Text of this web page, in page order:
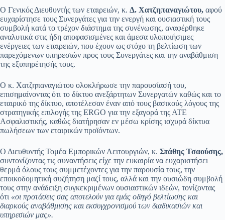
Ο Γενικός Διευθυντής των εταιρειών, κ. Δ. Χατζηπαναγιώτου, αφού
ευχαρίστησε τους Συνεργάτες για την ενεργή και ουσιαστική τους
συμβολή κατά το τρέχον διάστημα της συνένωσης, αναφέρθηκε
αναλυτικά στις ήδη αποφασισμένες και άμεσα υλοποιήσιμες
ενέργειες των εταιρειών, που έχουν ως στόχο τη βελτίωση των
παρεχόμενων υπηρεσιών προς τους Συνεργάτες και την αναβάθμιση
της εξυπηρέτησής τους.
Ο κ. Χατζηπαναγιώτου ολοκλήρωσε την παρουσίασή του,
επισημαίνοντας ότι το δίκτυο ανεξάρτητων Συνεργατών καθώς και το
εταιρικό της δίκτυο, αποτέλεσαν έναν από τους βασικούς λόγους της
στρατηγικής επιλογής της ERGO για την εξαγορά της ΑΤΕ
Ασφαλιστικής, καθώς διατήρησαν εν μέσω κρίσης ισχυρά δίκτυα
πωλήσεων των εταιρικών προϊόντων.
Ο Διευθυντής Τομέα Εμπορικών Λειτουργιών, κ. Στάθης Τσαούσης,
συντονίζοντας τις συναντήσεις είχε την ευκαιρία να ευχαριστήσει
θερμά όλους τους συμμετέχοντες για την παρουσία τους, την
εποικοδομητική συζήτηση μαζί τους, αλλά και την ουσιώδη συμβολή
τους στην ανάδειξη συγκεκριμένων ουσιαστικών ιδεών, τονίζοντας
ότι «οι προτάσεις σας αποτελούν για εμάς οδηγό βελτίωσης και
διαρκούς αναβάθμισης και εκσυγχρονισμού των διαδικασιών και
υπηρεσιών μας».